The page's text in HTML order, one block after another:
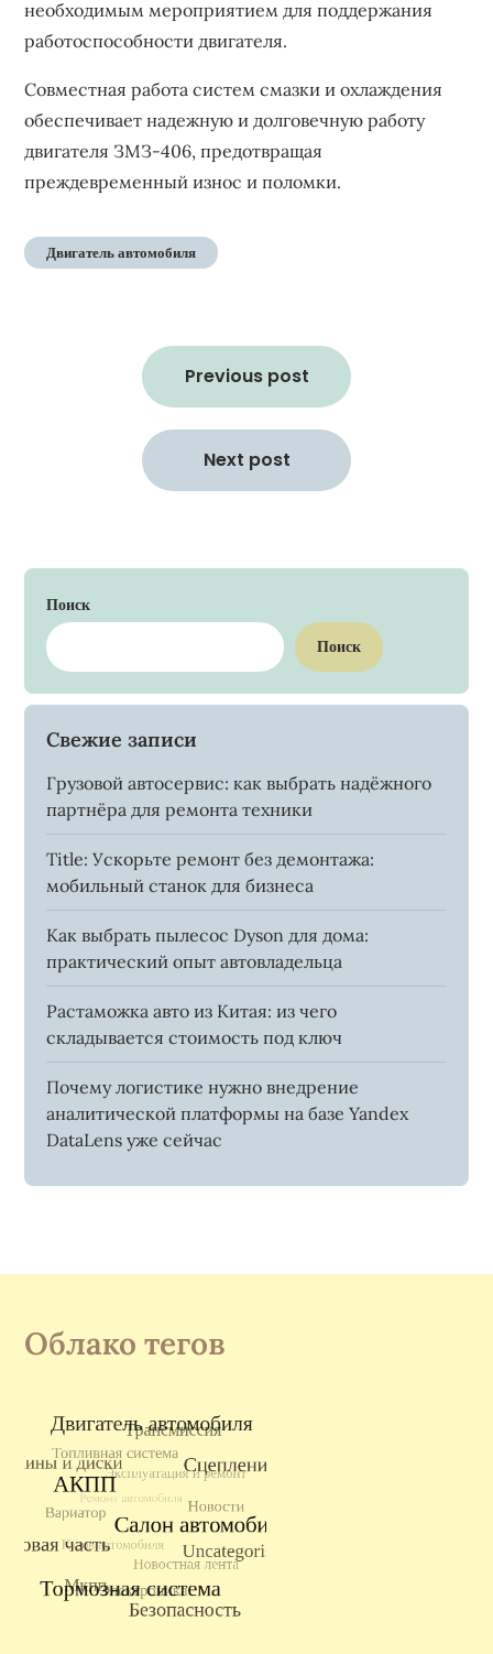
необходимым мероприятием для поддержания
работоспособности двигателя.
Совместная работа систем смазки и охлаждения
обеспечивает надежную и долговечную работу
двигателя ЗМЗ-406, предотвращая
преждевременный износ и поломки.
Двигатель автомобиля
Previous post
Next post
Поиск
Поиск
Свежие записи
Грузовой автосервис: как выбрать надёжного
партнёра для ремонта техники
Title: Ускорьте ремонт без демонтажа:
мобильный станок для бизнеса
Как выбрать пылесос Dyson для дома:
практический опыт автовладельца
Растаможка авто из Китая: из чего
складывается стоимость под ключ
Почему логистике нужно внедрение
аналитической платформы на базе Yandex
DataLens уже сейчас
Облако тегов